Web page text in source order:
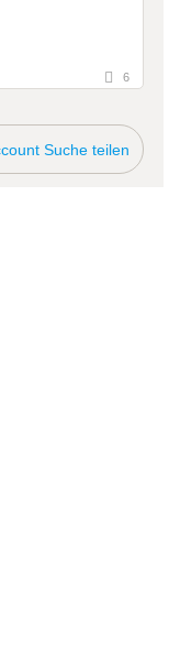
6
Account Suche teilen